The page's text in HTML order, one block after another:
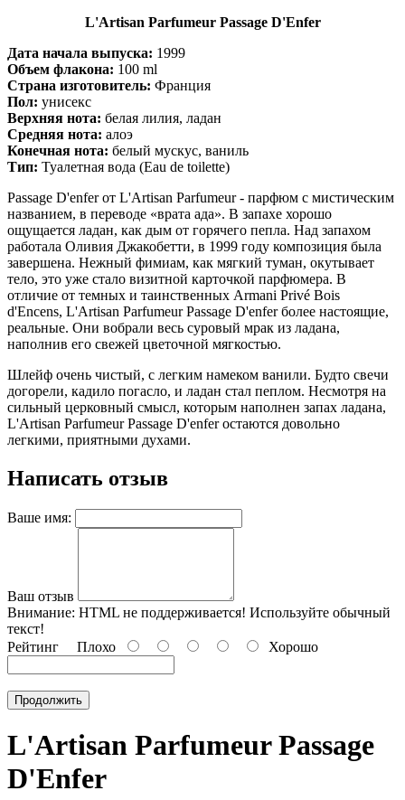
L'Artisan Parfumeur Passage D'Enfer
Дата начала выпуска: 1999
Объем флакона: 100 ml
Страна изготовитель: Франция
Пол: унисекс
Верхняя нота: белая лилия, ладан
Средняя нота: алоэ
Конечная нота: белый мускус, ваниль
Тип: Туалетная вода (Eau de toilette)
Passage D'enfer от L'Artisan Parfumeur - парфюм с мистическим
названием, в переводе «врата ада». В запахе хорошо
ощущается ладан, как дым от горячего пепла. Над запахом
работала Оливия Джакобетти, в 1999 году композиция была
завершена. Нежный фимиам, как мягкий туман, окутывает
тело, это уже стало визитной карточкой парфюмера. В
отличие от темных и таинственных Armani Privé Bois
d'Encens, L'Artisan Parfumeur Passage D'enfer более настоящие,
реальные. Они вобрали весь суровый мрак из ладана,
наполнив его свежей цветочной мягкостью.
Шлейф очень чистый, с легким намеком ванили. Будто свечи
догорели, кадило погасло, и ладан стал пеплом. Несмотря на
сильный церковный смысл, которым наполнен запах ладана,
L'Artisan Parfumeur Passage D'enfer остаются довольно
легкими, приятными духами.
Написать отзыв
Ваше имя:
Ваш отзыв
Внимание: HTML не поддерживается! Используйте обычный
текст!
Рейтинг Плохо Хорошо
Продолжить
L'Artisan Parfumeur Passage
D'Enfer